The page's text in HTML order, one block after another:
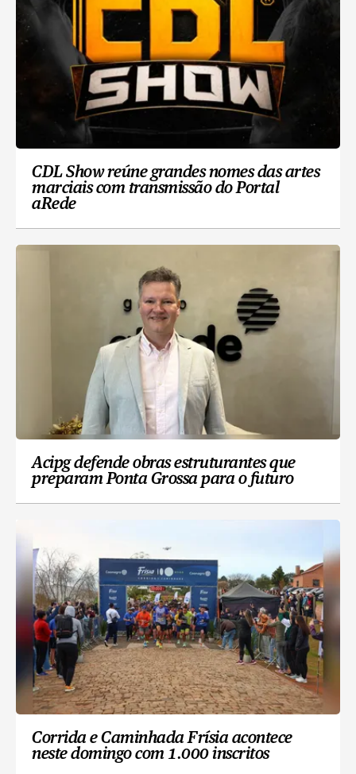
CDL Show reúne grandes nomes das artes
marciais com transmissão do Portal
aRede
Acipg defende obras estruturantes que
preparam Ponta Grossa para o futuro
Corrida e Caminhada Frísia acontece
neste domingo com 1.000 inscritos